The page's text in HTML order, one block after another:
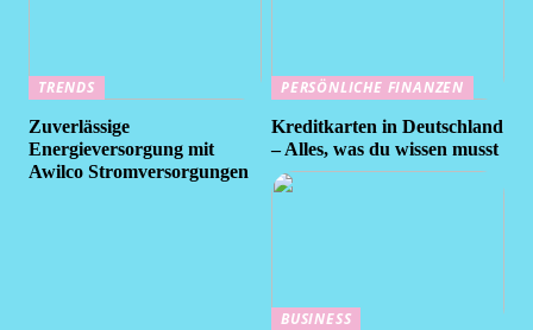
TRENDS
Zuverlässige
Energieversorgung mit
Awilco Stromversorgungen
PERSÖNLICHE FINANZEN
Kreditkarten in Deutschland
– Alles, was du wissen musst
BUSINESS